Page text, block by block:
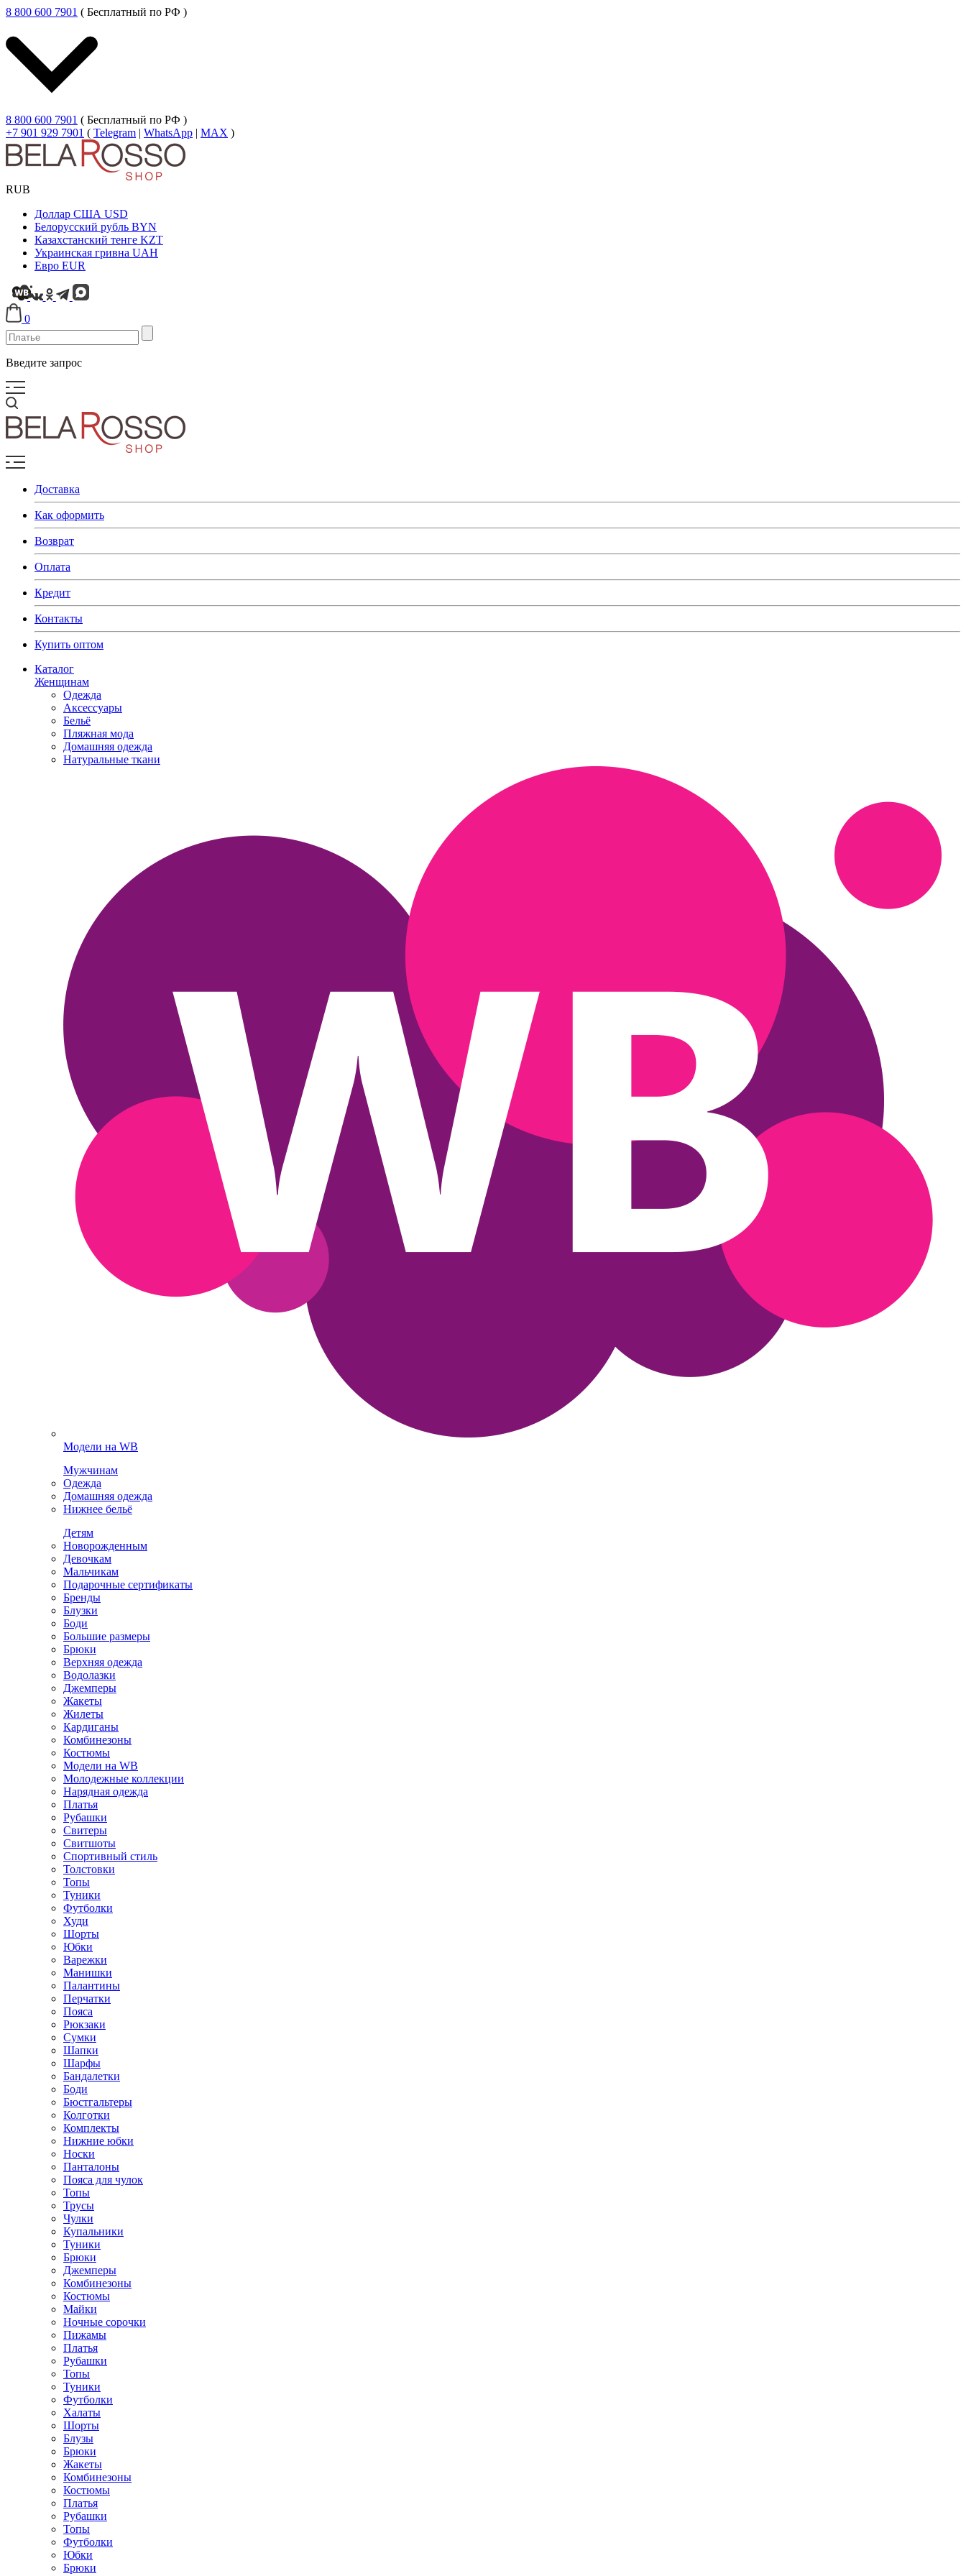
8 800 600 7901 ( Бесплатный по РФ )
8 800 600 7901 ( Бесплатный по РФ )
+7 901 929 7901 ( Telegram | WhatsApp | MAX )
RUB
Доллар США USD
Белорусский рубль BYN
Казахстанский тенге KZT
Украинская гривна UAH
Евро EUR
0
Введите запрос
Доставка
Как оформить
Возврат
Оплата
Кредит
Контакты
Купить оптом
Каталог
Женщинам
Одежда
Аксессуары
Бельё
Пляжная мода
Домашняя одежда
Натуральные ткани
Модели на WB
Мужчинам
Одежда
Домашняя одежда
Нижнее бельё
Детям
Новорожденным
Девочкам
Мальчикам
Подарочные сертификаты
Бренды
Блузки
Боди
Большие размеры
Брюки
Верхняя одежда
Водолазки
Джемперы
Жакеты
Жилеты
Кардиганы
Комбинезоны
Костюмы
Модели на WB
Молодежные коллекции
Нарядная одежда
Платья
Рубашки
Свитеры
Свитшоты
Спортивный стиль
Толстовки
Топы
Туники
Футболки
Худи
Шорты
Юбки
Варежки
Манишки
Палантины
Перчатки
Пояса
Рюкзаки
Сумки
Шапки
Шарфы
Бандалетки
Боди
Бюстгальтеры
Колготки
Комплекты
Нижние юбки
Носки
Панталоны
Поясa для чулок
Топы
Трусы
Чулки
Купальники
Туники
Брюки
Джемперы
Комбинезоны
Костюмы
Майки
Ночные сорочки
Пижамы
Платья
Рубашки
Топы
Туники
Футболки
Халаты
Шорты
Блузы
Брюки
Жакеты
Комбинезоны
Костюмы
Платья
Рубашки
Топы
Футболки
Юбки
Брюки